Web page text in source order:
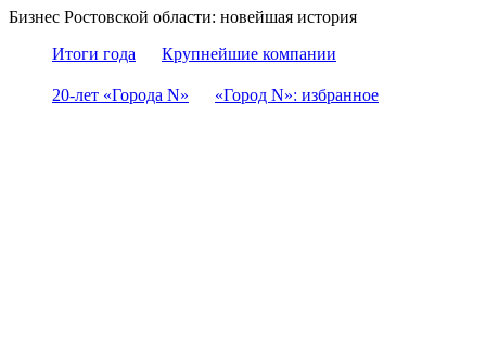
Бизнес Ростовской области: новейшая история
Итоги года
Крупнейшие компании
20-лет «Города N» «Город N»: избранное